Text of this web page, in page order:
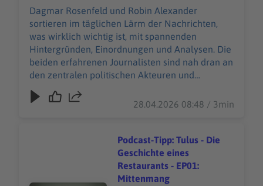
zentralen politischen
Akteuren und
Geschehnissen: Sie nehmen
uns mit in die Hinterzimmer
der Macht, rollen Debatten
und Prozesse auf und
werden – oder eben auch
“Machtwechsel” gibt es
jeden Mittwoch und Freitag
– überall, wo es Podcasts
gibt. Spotify:
Dagmar Rosenfeld und Robin Alexander
sortieren im täglichen Lärm der Nachrichten,
was wirklich wichtig ist, mit spannenden
Hintergründen, Einordnungen und Analysen. Die
beiden erfahrenen Journalisten sind nah dran an
den zentralen politischen Akteuren und
Geschehnissen: Sie nehmen uns mit in die
Hinterzimmer der Macht, rollen Debatten und
gibt es jeden Mittwoch und Freitag – überall, wo
https://open.spotify.com/show/48aQhA7feepHv
28.04.2026 08:48 / 3min
Podcast-Tipp: Tulus - Die
Geschichte eines
Restaurants - EP01:
Mittenmang